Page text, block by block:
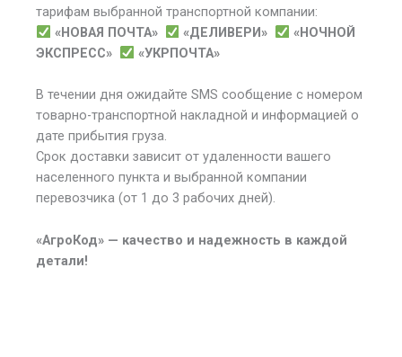
тарифам выбранной транспортной компании:
«НОВАЯ ПОЧТА»
«ДЕЛИВЕРИ»
«НОЧНОЙ
ЭКСПРЕСС»
«УКРПОЧТА»
В течении дня ожидайте SMS сообщение с номером
товарно-транспортной накладной и информацией о
дате прибытия груза.
Срок доставки зависит от удаленности вашего
населенного пункта и выбранной компании
перевозчика (от 1 до 3 рабочих дней).
«АгроКод» — качество и надежность в каждой
детали!